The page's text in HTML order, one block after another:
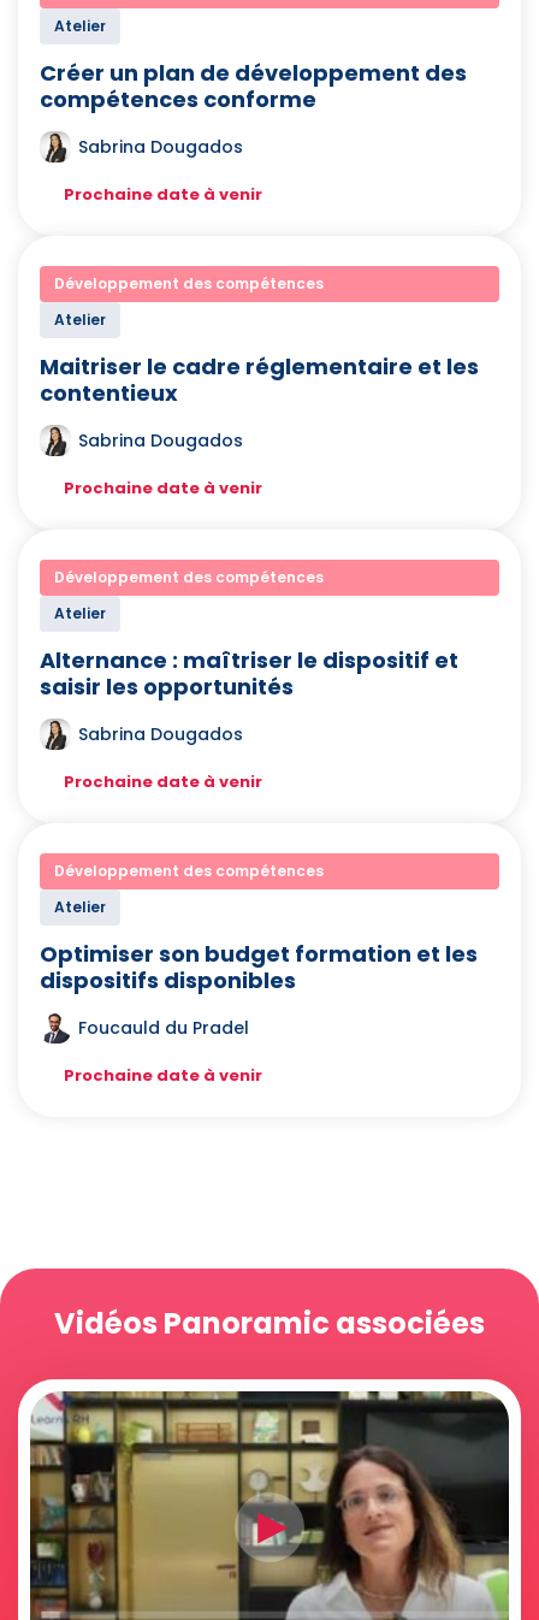
Atelier
Créer un plan de développement des
compétences conforme
Sabrina Dougados
Prochaine date à venir
Développement des compétences
Atelier
Maitriser le cadre réglementaire et les
contentieux
Sabrina Dougados
Prochaine date à venir
Développement des compétences
Atelier
Alternance : maîtriser le dispositif et
saisir les opportunités
Sabrina Dougados
Prochaine date à venir
Développement des compétences
Atelier
Optimiser son budget formation et les
dispositifs disponibles
Foucauld du Pradel
Prochaine date à venir
Vidéos Panoramic associées